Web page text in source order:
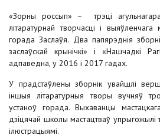
«Зорны россып» – трэці
літаратурнай творчасці і
горада Заслаўя. Два папярэднія
заслаўскай крынічкі» і «Нашчадкі
адпаведна, у 2016 і 2017 гадах.
У прадстаўлены зборнік увайшлі
іншыя літаратурныя творы вучняў
устаноў горада. Выхаванцы
дзіцячай школы мастацтваў упрыгожылі
ілюстрацыямі.